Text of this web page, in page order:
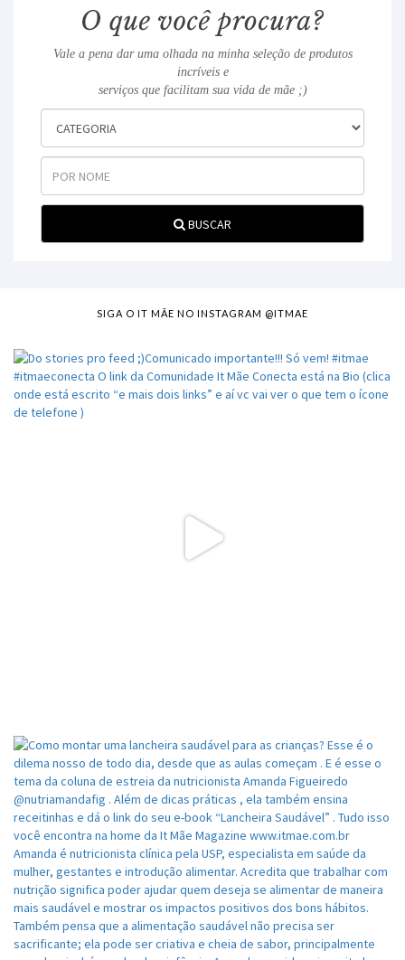
Vale a pena dar uma olhada na minha seleção de produtos
incríveis e
serviços que facilitam sua vida de mãe ;)
BUSCAR
SIGA O IT MÃE NO INSTAGRAM @ITMAE